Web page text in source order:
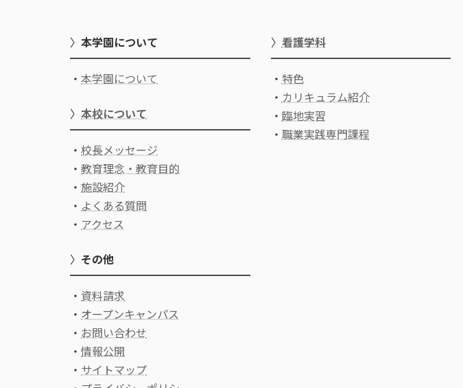
〉 本学園について
・ 本学園について
〉 本校について
・ 校長メッセージ
・ 教育理念・教育目的
・ 施設紹介
・ よくある質問
・ アクセス
〉 看護学科
・ 特色
・ カリキュラム紹介
・ 臨地実習
・ 職業実践専門課程
〉 その他
・ 資料請求
・ オープンキャンパス
・ お問い合わせ
・ 情報公開
・ サイトマップ